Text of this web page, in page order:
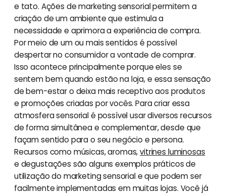
e tato. Ações de marketing sensorial permitem a
criação de um ambiente que estimula a
necessidade e aprimora a experiência de compra.
Por meio de um ou mais sentidos é possível
despertar no consumidor a vontade de comprar.
Isso acontece principalmente porque eles se
sentem bem quando estão na loja, e essa sensação
de bem-estar o deixa mais receptivo aos produtos
e promoções criadas por vocês. Para criar essa
atmosfera sensorial é possível usar diversos recursos
de forma simultânea e complementar, desde que
façam sentido para o seu negócio e persona.
Recursos como músicas, aromas,vitrines luminosas
e degustações são alguns exemplos práticos de
utilização do marketing sensorial e que podem ser
facilmente implementadas em muitas lojas. Você já